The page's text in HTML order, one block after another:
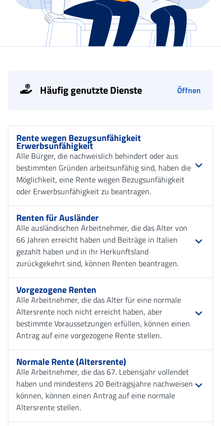
Rente wegen Bezugsunfähigkeit
Erwerbsunfähigkeit
Alle Bürger, die nachweislich behindert oder aus
bestimmten Gründen arbeitsunfähig sind, haben die
Möglichkeit, eine Rente wegen Bezugsunfähigkeit
oder Erwerbsunfähigkeit zu beantragen.
Renten für Ausländer
Alle ausländischen Arbeitnehmer, die das Alter von
66 Jahren erreicht haben und Beiträge in Italien
gezahlt haben und in ihr Herkunftsland
zurückgekehrt sind, können Renten beantragen.
Vorgezogene Renten
Alle Arbeitnehmer, die das Alter für eine normale
Altersrente noch nicht erreicht haben, aber
bestimmte Voraussetzungen erfüllen, können einen
Antrag auf eine vorgezogene Rente stellen.
Normale Rente (Altersrente)
Alle Arbeitnehmer, die das 67. Lebensjahr vollendet
haben und mindestens 20 Beitragsjahre nachweisen
können, können einen Antrag auf eine normale
Altersrente stellen.
Häufig genutzte Dienste Öffnen